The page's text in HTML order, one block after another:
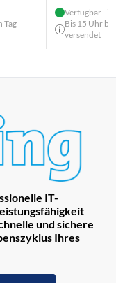
Tag
Verfügbar -
Bis 15 Uhr
versendet
IT-
und sichere
Ihres